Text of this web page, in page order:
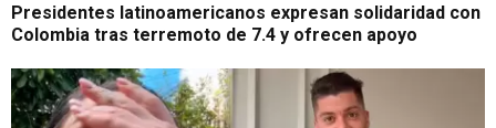
Presidentes latinoamericanos expresan solidaridad con
Colombia tras terremoto de 7.4 y ofrecen apoyo